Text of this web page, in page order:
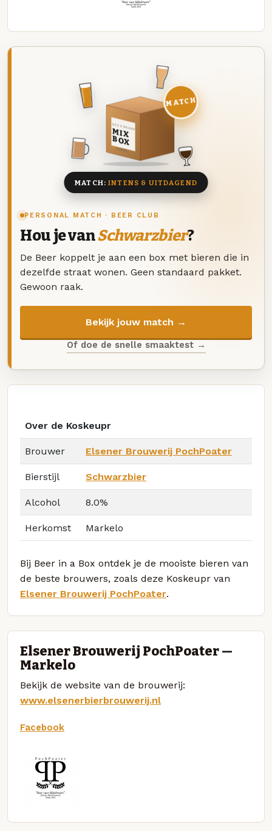
PERSONAL MATCH · BEER CLUB
Hou je vanSchwarzbier?
De Beer koppelt je aan een box met bieren die in
dezelfde straat wonen. Geen standaard pakket.
Gewoon raak.
Bekijk jouw match →
Of doe de snelle smaaktest →
DEZE MAAND
MIX
BOX
8 BIEREN
MATCH
MATCH:INTENS & UITDAGEND
Over de Koskeupr
Brouwer Elsener Brouwerij PochPoater
Bierstijl Schwarzbier
Alcohol 8.0%
Herkomst Markelo
Bij Beer in a Box ontdek je de mooiste bieren van
de beste brouwers, zoals deze Koskeupr van
Elsener Brouwerij PochPoater.
Elsener Brouwerij PochPoater —
Markelo
Bekijk de website van de brouwerij:
www.elsenerbierbrouwerij.nl
Facebook